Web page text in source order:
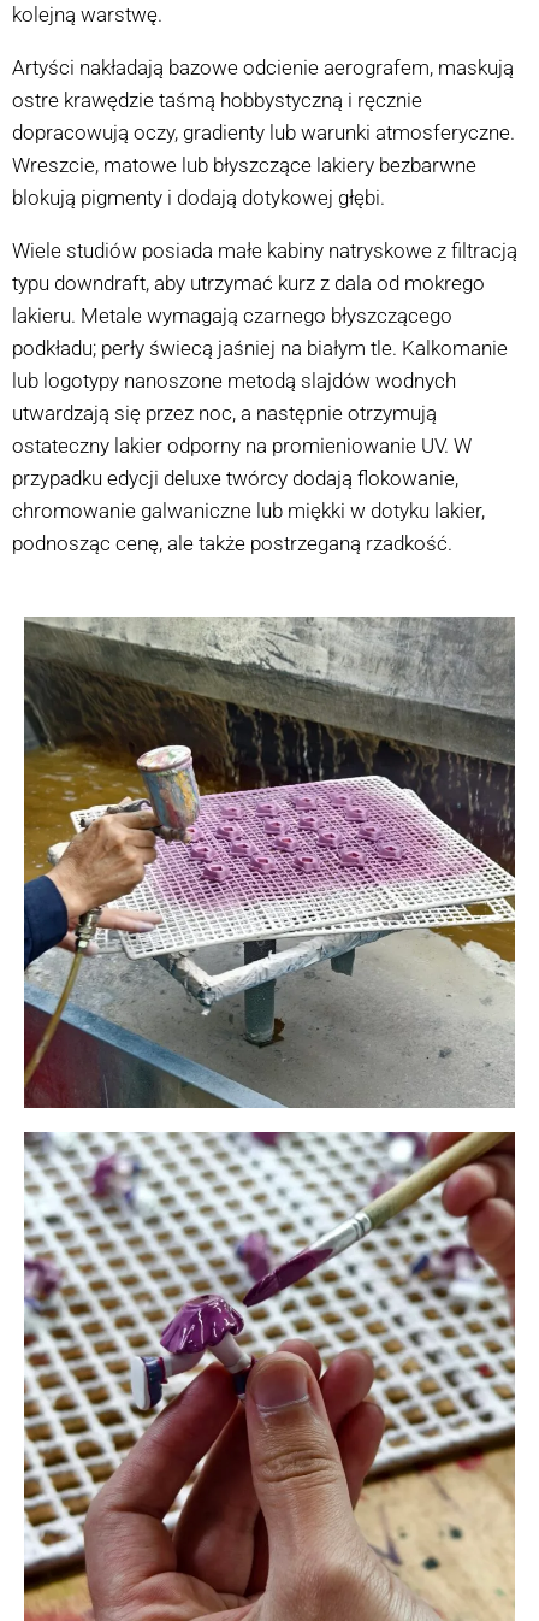
kolejną warstwę.
Artyści nakładają bazowe odcienie aerografem, maskują
ostre krawędzie taśmą hobbystyczną i ręcznie
dopracowują oczy, gradienty lub warunki atmosferyczne.
Wreszcie, matowe lub błyszczące lakiery bezbarwne
blokują pigmenty i dodają dotykowej głębi.
Wiele studiów posiada małe kabiny natryskowe z filtracją
typu downdraft, aby utrzymać kurz z dala od mokrego
lakieru. Metale wymagają czarnego błyszczącego
podkładu; perły świecą jaśniej na białym tle. Kalkomanie
lub logotypy nanoszone metodą slajdów wodnych
utwardzają się przez noc, a następnie otrzymują
ostateczny lakier odporny na promieniowanie UV. W
przypadku edycji deluxe twórcy dodają flokowanie,
chromowanie galwaniczne lub miękki w dotyku lakier,
podnosząc cenę, ale także postrzeganą rzadkość.